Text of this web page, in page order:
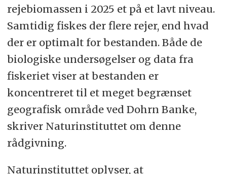
rejebiomassen i 2025 et på et lavt niveau.
Samtidig fiskes der flere rejer, end hvad
der er optimalt for bestanden. Både de
biologiske undersøgelser og data fra
fiskeriet viser at bestanden er
koncentreret til et meget begrænset
geografisk område ved Dohrn Banke,
skriver Naturinstituttet om denne
rådgivning.
Naturinstituttet oplyser, at